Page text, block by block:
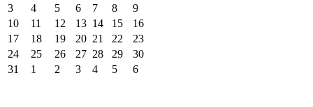
3
4 5 6 7 8
9
10
11 12 13 14 15
16
17
18 19 20 21 22
23
24
25 26 27 28 29
30
31
1 2 3 4 5 6